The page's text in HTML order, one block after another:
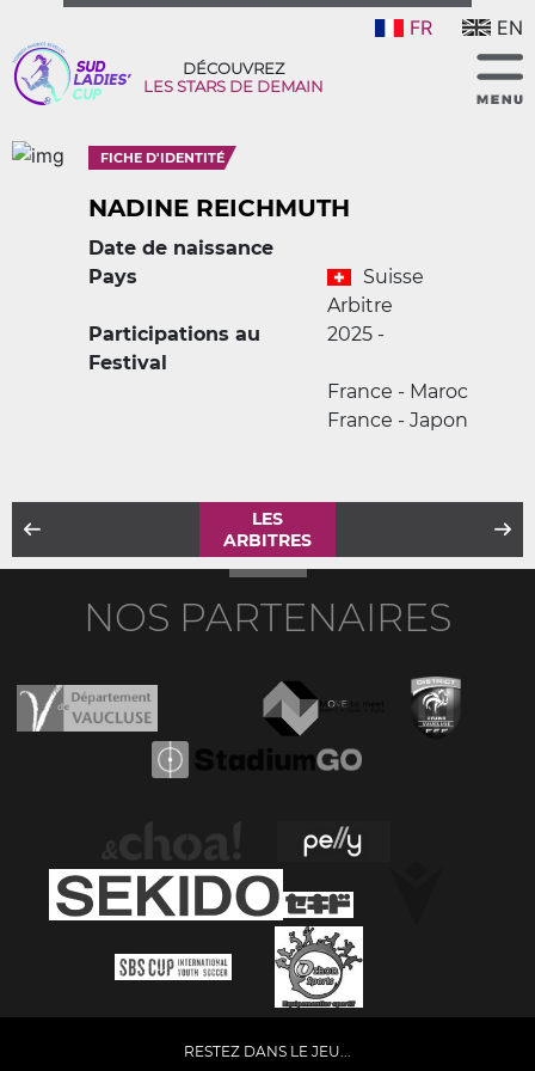
FR EN
DÉCOUVREZ
LES STARS DE DEMAIN
FICHE D'IDENTITÉ
NADINE REICHMUTH
Date de naissance
Pays
Suisse
Arbitre
Participations au
Festival
2025 -
France - Maroc
France - Japon
LES
ARBITRES
NOS PARTENAIRES
RESTEZ DANS LE JEU...